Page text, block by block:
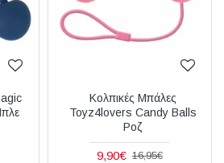
Κολπικές Μπάλες
Toyz4lovers Candy Balls
Ροζ
9,90€ 16,95€